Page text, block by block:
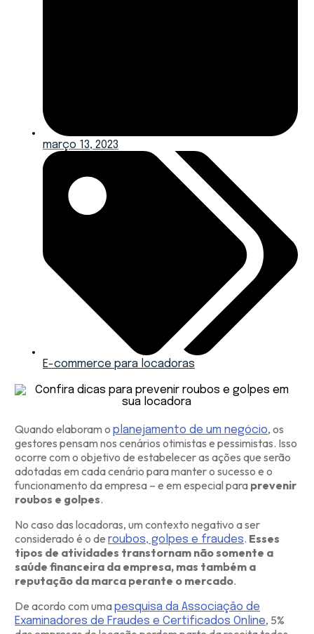
março 13, 2023
E-commerce para locadoras
Quando elaboram o planejamento de um negócio, os
gestores pensam nos cenários otimistas e pessimistas. Isso
ocorre com o objetivo de estabelecer as ações que serão
adotadas em cada cenário para manter o sucesso e o
funcionamento da empresa – e em especial para prevenir
roubos e golpes.
No caso das locadoras, um contexto negativo a ser
considerado é o de roubos, golpes e fraudes. Esses
tipos de atividades transtornam não somente a
saúde financeira da empresa, mas também a
reputação da marca perante o mercado.
De acordo com umapesquisa da Associação de
Examinadores de Fraudes e Certificados Online, 5%